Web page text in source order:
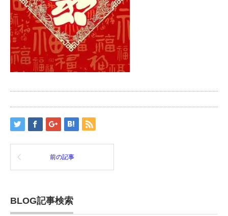
前の記事
BLOG記事検索